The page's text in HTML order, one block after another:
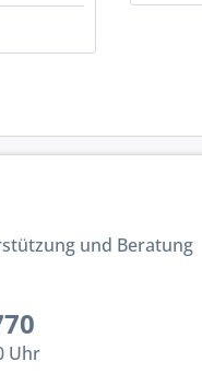
und Beratung
Uhr